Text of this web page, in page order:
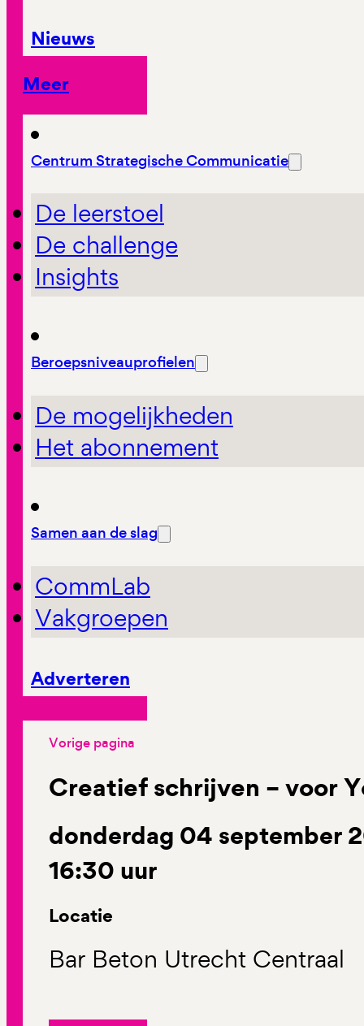
Nieuws
Meer
Centrum Strategische Communicatie
De leerstoel
De challenge
Insights
Beroepsniveauprofielen
De mogelijkheden
Het abonnement
Samen aan de slag
CommLab
Vakgroepen
Adverteren
Vorige pagina
Creatief schrijven – voor
donderdag 04 september
16:30 uur
Locatie
Bar Beton Utrecht Centraal